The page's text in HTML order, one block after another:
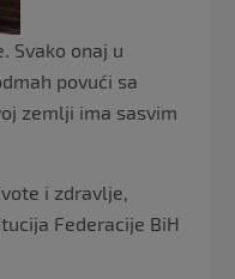
Svako onaj u
povući sa
zemlji ima sasvim
i zdravlje,
Federacije BiH